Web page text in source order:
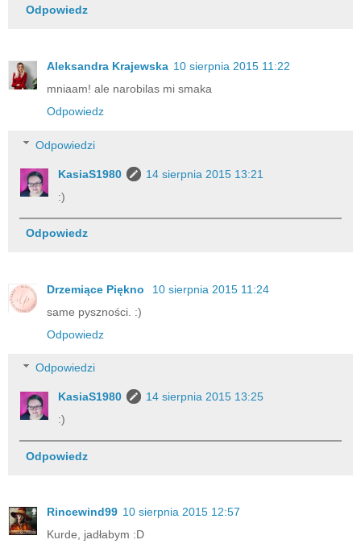
Odpowiedz
Aleksandra Krajewska 10 sierpnia 2015 11:22
mniaam! ale narobilas mi smaka
Odpowiedz
Odpowiedzi
KasiaS1980
14 sierpnia 2015 13:21
:)
Odpowiedz
Drzemiące Piękno
10 sierpnia 2015 11:24
same pyszności. :)
Odpowiedz
Odpowiedzi
KasiaS1980
14 sierpnia 2015 13:25
:)
Odpowiedz
Rincewind99 10 sierpnia 2015 12:57
Kurde, jadłabym :D